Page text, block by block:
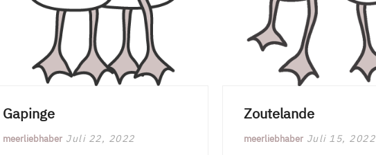
Gapinge
meerliebhaber Juli 22, 2022
Zoutelande
meerliebhaber Juli 15, 2022